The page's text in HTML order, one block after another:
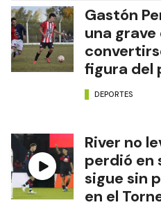
Gastón
una
figura del
DEPORTES
River no
perdió en
sigue sin
en el